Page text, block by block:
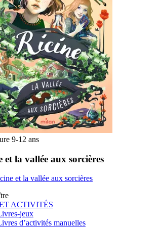
9-12 ans
et la vallée aux sorcières
et la vallée aux sorcières
ACTIVITÉS
jeux
d’activités manuelles